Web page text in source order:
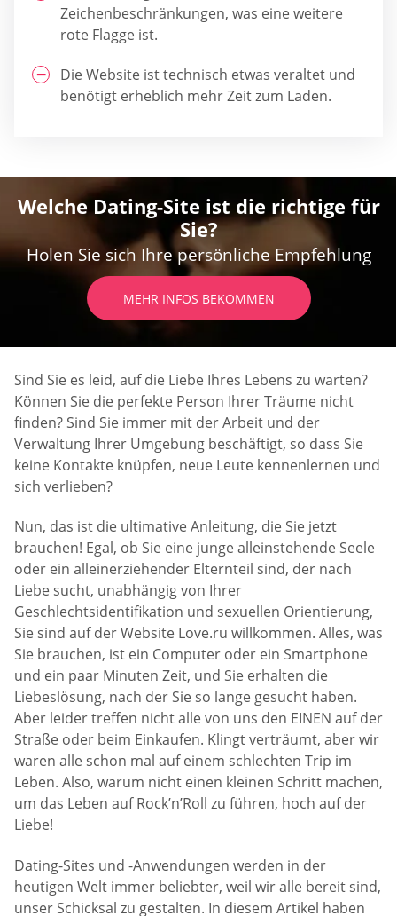
Zeichenbeschränkungen, was eine weitere
rote Flagge ist.
Die Website ist technisch etwas veraltet und
benötigt erheblich mehr Zeit zum Laden.
Welche Dating-Site ist die richtige für
Sie?
Holen Sie sich Ihre persönliche Empfehlung
MEHR INFOS BEKOMMEN
Sind Sie es leid, auf die Liebe Ihres Lebens zu warten?
Können Sie die perfekte Person Ihrer Träume nicht
finden? Sind Sie immer mit der Arbeit und der
Verwaltung Ihrer Umgebung beschäftigt, so dass Sie
keine Kontakte knüpfen, neue Leute kennenlernen und
sich verlieben?
Nun, das ist die ultimative Anleitung, die Sie jetzt
brauchen! Egal, ob Sie eine junge alleinstehende Seele
oder ein alleinerziehender Elternteil sind, der nach
Liebe sucht, unabhängig von Ihrer
Geschlechtsidentifikation und sexuellen Orientierung,
Sie sind auf der Website Love.ru willkommen. Alles, was
Sie brauchen, ist ein Computer oder ein Smartphone
und ein paar Minuten Zeit, und Sie erhalten die
Liebeslösung, nach der Sie so lange gesucht haben.
Aber leider treffen nicht alle von uns den EINEN auf der
Straße oder beim Einkaufen. Klingt verträumt, aber wir
waren alle schon mal auf einem schlechten Trip im
Leben. Also, warum nicht einen kleinen Schritt machen,
um das Leben auf Rock’n’Roll zu führen, hoch auf der
Liebe!
Dating-Sites und -Anwendungen werden in der
heutigen Welt immer beliebter, weil wir alle bereit sind,
unser Schicksal zu gestalten. In diesem Artikel haben